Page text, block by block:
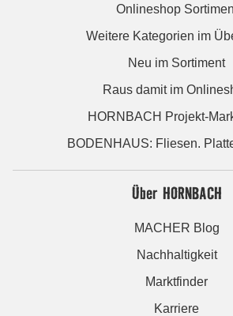
Onlineshop
Weitere Kategorien im
Neu im Sortiment
Raus damit im
HORNBACH Projekt-
BODENHAUS: Fliesen.
Über HORNBACH
MACHER Blog
Nachhaltigkeit
Marktfinder
Karriere